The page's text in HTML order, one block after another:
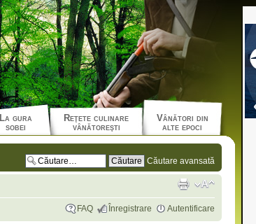
La gura
sobei
Reţete culinare
vânătoreşti
Vânători din
alte epoci
Căutare avansată
FAQ Înregistrare Autentificare